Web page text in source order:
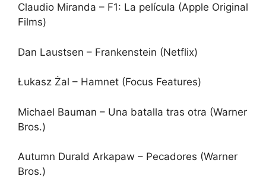
Claudio Miranda – F1: La película (Apple Original
Films)
Dan Laustsen – Frankenstein (Netflix)
Łukasz Żal – Hamnet (Focus Features)
Michael Bauman – Una batalla tras otra (Warner
Bros.)
Autumn Durald Arkapaw – Pecadores (Warner
Bros.)